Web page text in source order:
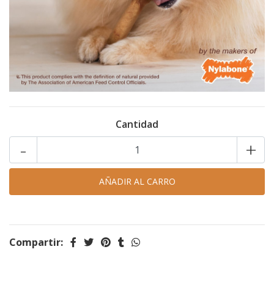
Cantidad
- +
Compartir: